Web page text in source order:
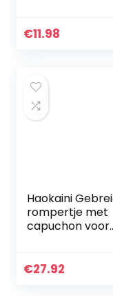
€11.98
Haokaini
rompertje met
capuchon voor
€27.92